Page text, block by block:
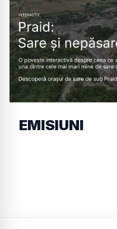
EMISIUNI